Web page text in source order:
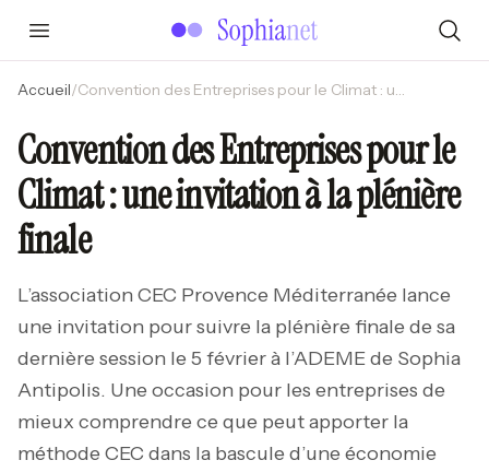
Accueil/ Convention des Entreprises pour le Climat : une invitation à la plénière finale
Convention des Entreprises pour le
Climat : une invitation à la plénière
finale
L’association CEC Provence Méditerranée lance
une invitation pour suivre la plénière finale de sa
dernière session le 5 février à l’ADEME de Sophia
Antipolis. Une occasion pour les entreprises de
mieux comprendre ce que peut apporter la
méthode CEC dans la bascule d’une économie